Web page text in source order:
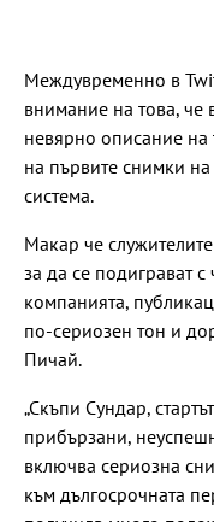
Междувременно в
внимание на това, че
невярно описание на
на първите снимки
система.
Макар че
за да се подиграват с
компанията,
по-сериозен тон и
Пичай.
„Скъпи Сундар,
прибързани,
включва сериозна
към дългосрочната